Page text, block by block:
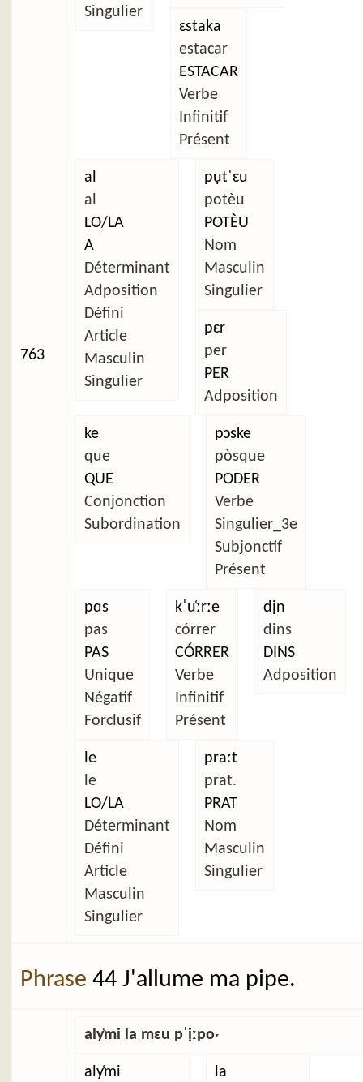
763
Singulier
ɛstaka
estacar
ESTACAR
Verbe
Infinitif
Présent
al
al
LO/LA
A
Déterminant
Adposition
Défini
Article
Masculin
Singulier
pụtˈɛu
potèu
POTÈU
Nom
Masculin
Singulier
pɛr
per
PER
Adposition
ke
que
QUE
Conjonction
Subordination
pɔske
pòsque
PODER
Verbe
Singulier_3e
Subjonctif
Présent
pɑs
pas
PAS
Unique
Négatif
Forclusif
kˈu̜ːrːe
córrer
CÓRRER
Verbe
Infinitif
Présent
dịn
dins
DINS
Adposition
le
le
LO/LA
Déterminant
Défini
Article
Masculin
Singulier
praːt
prat.
PRAT
Nom
Masculin
Singulier
Phrase 44 J'allume ma pipe.
aly̜mi la mɛu pˈịːpoˑ
aly̜mi
la